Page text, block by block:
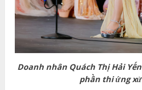
Doanh nhânQuách Thị Hải Yến
phần thi ứng xử